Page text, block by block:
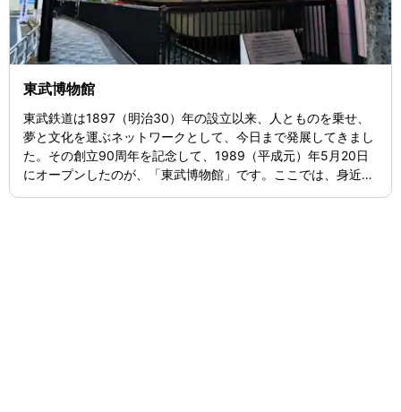
東武博物館
東武鉄道は1897（明治30）年の設立以来、人とものを乗せ、
夢と文化を運ぶネットワークとして、今日まで発展してきまし
た。その創立90周年を記念して、1989（平成元）年5月20日
にオープンしたのが、「東武博物館」です。ここでは、身近な